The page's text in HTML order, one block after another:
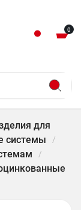
0
для
системы